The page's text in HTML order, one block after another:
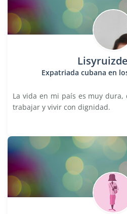
Expatriada cubana en
La vida en mi país es muy dura,
trabajar y vivir con dignidad.